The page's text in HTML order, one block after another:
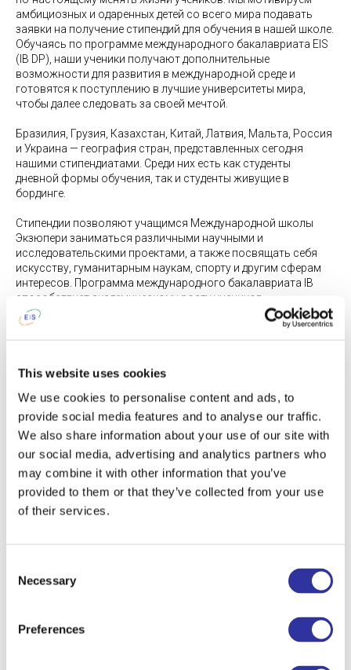
This website uses cookies
We use cookies to personalise content and ads, to
provide social media features and to analyse our traffic.
We also share information about your use of our site with
our social media, advertising and analytics partners who
may combine it with other information that you’ve
provided to them or that they’ve collected from your use
of their services.
Selection
Necessary
Preferences
амбициозных и одаренных детей со всего мира подавать
заявки на получение стипендий для обучения в нашей школе.
Обучаясь по программе международного бакалавриата EIS
(IB DP), наши ученики получают дополнительные
возможности для развития в международной среде и
готовятся к поступлению в лучшие университеты мира,
чтобы далее следовать за своей мечтой.
Бразилия, Грузия, Казахстан, Китай, Латвия, Мальта, Россия
и Украина — география стран, представленных сегодня
нашими стипендиатами. Среди них есть как студенты
дневной формы обучения, так и студенты живущие в
бординге.
Стипендии позволяют учащимся Международной школы
Экзюпери заниматься различными научными и
исследовательскими проектами, а также посвящать себя
искусству, гуманитарным наукам, спорту и другим сферам
интересов. Программа международного бакалавриата IB
способствует академическому росту учеников,
вознаграждает их за усердную работу и позволяет успешно
поступать в самые престижные университеты мира!
странице:https://exupery.lv/ru/scholarships/
ШКОЛЬНАЯ ЖИЗНЬ
See also